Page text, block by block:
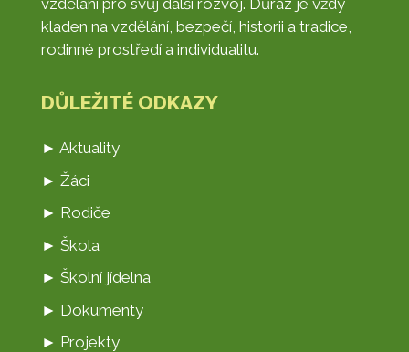
vzdělání pro svůj další rozvoj. Důraz je vždy
kladen na vzdělání, bezpečí, historii a tradice,
rodinné prostředí a individualitu.
DŮLEŽITÉ ODKAZY
► Aktuality
► Žáci
► Rodiče
► Škola
► Školní jídelna
► Dokumenty
► Projekty